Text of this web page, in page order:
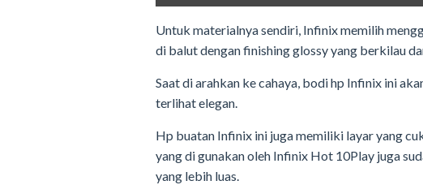
Untuk materialnya sendiri, Infinix memilih
di balut dengan finishing glossy yang berkilau
Saat di arahkan ke cahaya, bodi hp Infinix ini
terlihat elegan.
Hp buatan Infinix ini juga memiliki layar yang
yang di gunakan oleh Infinix Hot 10Play juga
yang lebih luas.